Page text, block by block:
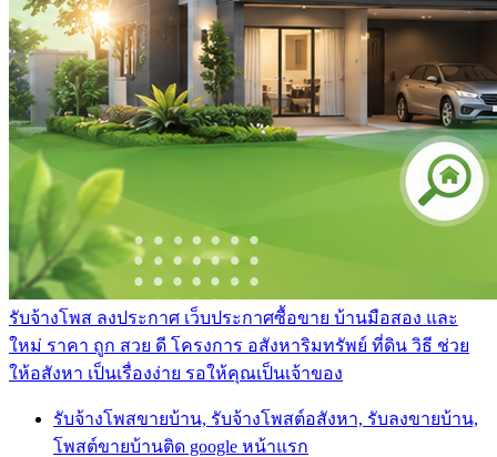
รับจ้างโพส ลงประกาศ เว็บประกาศซื้อขาย บ้านมือสอง และ
ใหม่ ราคา ถูก สวย ดี โครงการ อสังหาริมทรัพย์ ที่ดิน วิธี ช่วย
ให้อสังหา เป็นเรื่องง่าย รอให้คุณเป็นเจ้าของ
รับจ้างโพสขายบ้าน, รับจ้างโพสต์อสังหา, รับลงขายบ้าน,
โพสต์ขายบ้านติด google หน้าแรก